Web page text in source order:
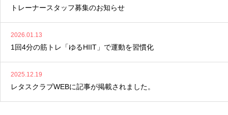
トレーナースタッフ募集のお知らせ
2026.01.13
1回4分の筋トレ「ゆるHIIT」で運動を習慣化
2025.12.19
レタスクラブWEBに記事が掲載されました。